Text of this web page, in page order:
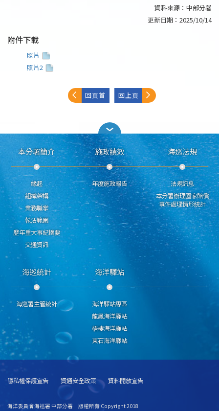
資料來源： 中部分署
更新日期： 2025/10/14
附件下載
照片
照片2
回頁首 回上頁
本分署簡介
緣起
組織架構
業務職掌
執法範圍
歷年重大事紀摘要
交通資訊
施政績效
年度施政報告
海巡法規
法規訊息
本分署辦理國家賠償
事件處理情形統計
海巡統計
海巡署主管統計
海洋驛站
海洋驛站專區
龍鳳海洋驛站
梧棲海洋驛站
東石海洋驛站
隱私權保護宣告 資通安全政策 資料開放宣告
海洋委員會海巡署 中部分署 版權所有 Copyright 2018